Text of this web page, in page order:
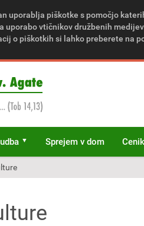
uporablja piškotke s pomočjo
uporabo vtičnikov družbenih
o piškotkih si lahko preberete na
Sprejem v dom